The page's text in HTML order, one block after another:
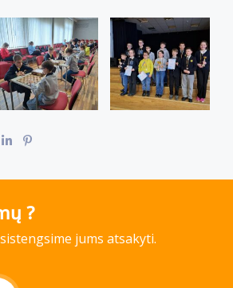
?
jums atsakyti.